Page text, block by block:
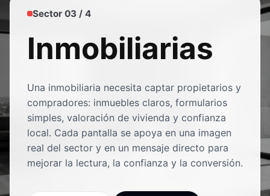
Sector 03 / 4
Inmobiliarias
Una inmobiliaria necesita captar propietarios y
compradores: inmuebles claros, formularios
simples, valoración de vivienda y confianza
local. Cada pantalla se apoya en una imagen
real del sector y en un mensaje directo para
mejorar la lectura, la confianza y la conversión.